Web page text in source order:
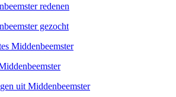
redenen
gezocht
Middenbeemster
uit Middenbeemster